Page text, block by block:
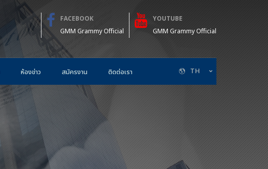
FACEBOOK
GMM Grammy Official
YOUTUBE
GMM Grammy Official
ห้องข่าว สมัครงาน ติดต่อเรา TH